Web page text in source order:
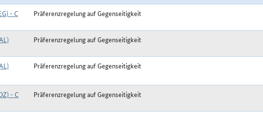
- C
Präferenzregelung auf Gegenseitigkeit
Präferenzregelung auf Gegenseitigkeit
Präferenzregelung auf Gegenseitigkeit
- C Präferenzregelung auf Gegenseitigkeit